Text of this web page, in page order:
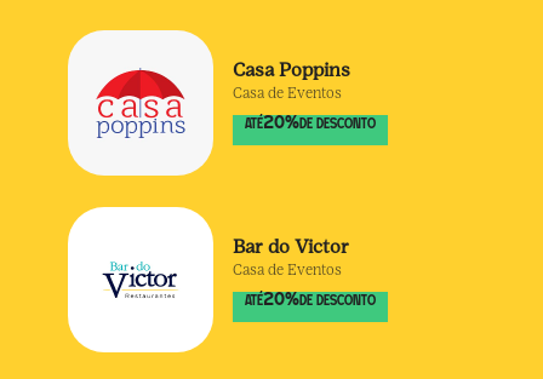
Casa Poppins
Casa de Eventos
ATÉ20% DE DESCONTO
Bar do Victor
Casa de Eventos
ATÉ20% DE DESCONTO